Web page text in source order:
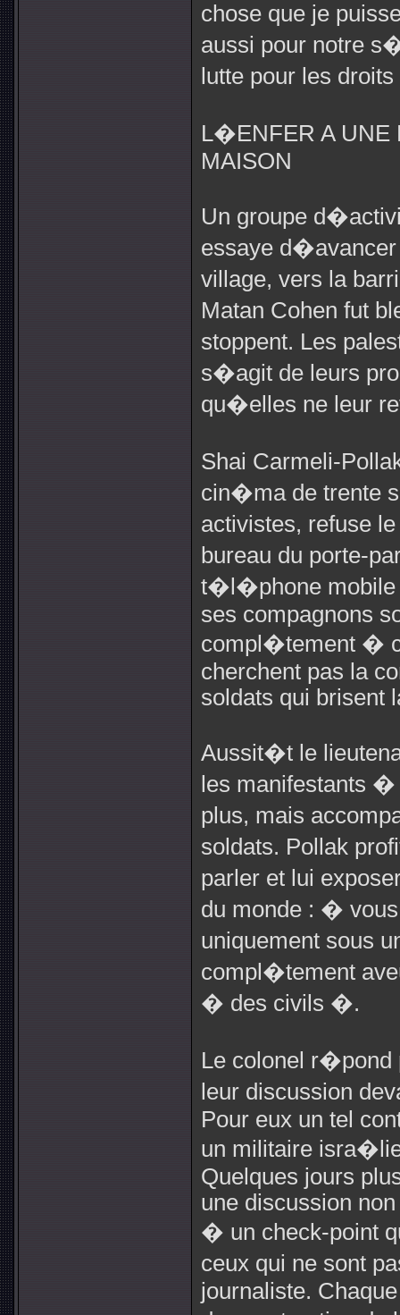
chose que je
aussi pour notre
lutte pour les
L�ENFER A UNE
MAISON
Un groupe
essaye d�avancer
village, vers la
Matan Cohen fut
stoppent. Les
s�agit de leurs
qu�elles ne leur
Shai Carmeli-
cin�ma de trente
activistes, refuse
bureau du porte-
t�l�phone mobile
ses compagnons
compl�tement �
cherchent pas la
soldats qui brisent
Aussit�t le
les manifestants
plus, mais
soldats. Pollak
parler et lui
du monde : �
uniquement sous
compl�tement
� des civils �.
Le colonel r�pond
leur discussion
Pour eux un tel
un militaire
Quelques jours
une discussion
� un check-point
ceux qui ne sont
journaliste.